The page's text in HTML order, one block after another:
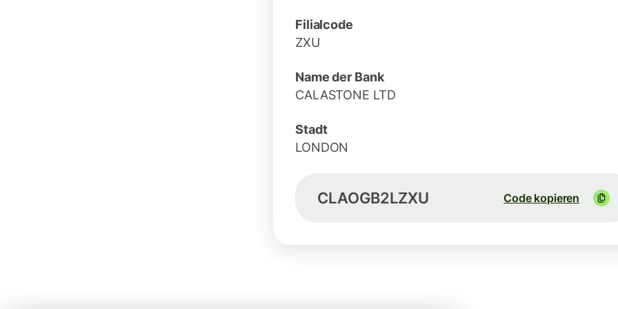
Filialcode
ZXU
Name der Bank
CALASTONE LTD
Stadt
LONDON
CLAOGB2LZXU Code kopieren